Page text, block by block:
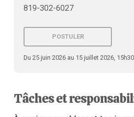
819-302-6027
POSTULER
Du 25 juin 2026 au 15 juillet 2026, 15h30
Tâches et